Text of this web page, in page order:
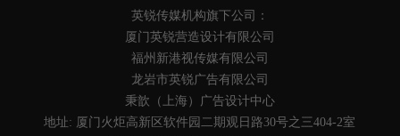
英锐传媒机构旗下公司：
厦门英锐营造设计有限公司
福州新港视传媒有限公司
龙岩市英锐广告有限公司
秉歆（上海）广告设计中心
地址: 厦门火炬高新区软件园二期观日路30号之三404-2室